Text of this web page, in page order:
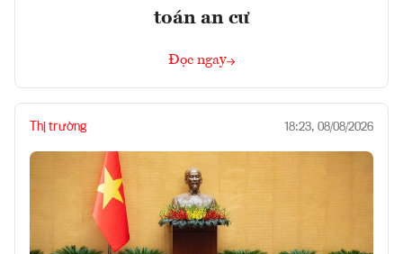
toán an cư
Đọc ngay
Thị trường 18:23, 08/08/2026